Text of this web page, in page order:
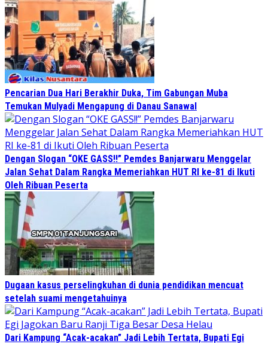
Pencarian Dua Hari Berakhir Duka, Tim Gabungan Muba
Temukan Mulyadi Mengapung di Danau Sanawal
Dengan Slogan “OKE GASS!!” Pemdes Banjarwaru Menggelar
Jalan Sehat Dalam Rangka Memeriahkan HUT RI ke-81 di Ikuti
Oleh Ribuan Peserta
Dugaan kasus perselingkuhan di dunia pendidikan mencuat
setelah suami mengetahuinya
Dari Kampung “Acak-acakan” Jadi Lebih Tertata, Bupati Egi